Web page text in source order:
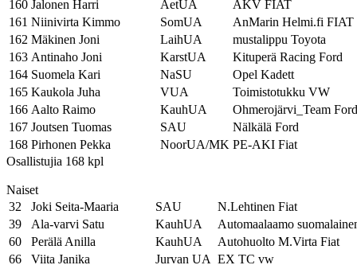
160 Jalonen Harri ÄetUA
ÄKV FIAT
161 Niinivirta Kimmo SomUA
AnMarin Helmi.fi FIAT
162 Mäkinen Joni LaihUA
mustalippu Toyota
163 Antinaho Joni KarstUA
Kituperä Racing Ford
164 Suomela Kari NaSU
Opel Kadett
165 Kaukola Juha VUA
Toimistotukku VW
166 Aalto Raimo KauhUA
Ohmerojärvi_Team Ford
167 Joutsen Tuomas SAU
Nälkälä Ford
168 Pirhonen Pekka NoorUA/MK PE-AKI Fiat
Osallistujia 168 kpl
Naiset
32
Joki Seita-Maaria SAU
N.Lehtinen Fiat
39
Ala-varvi Satu KauhUA
Automaalaamo
60
Perälä Anilla KauhUA
Autohuolto M.Virta Fiat
66
Viita Janika Jurvan UA EX TC vw